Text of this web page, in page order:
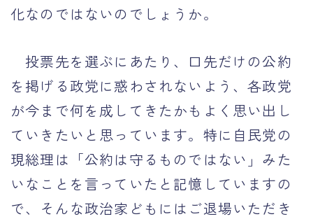
化なのではないのでしょうか。
投票先を選ぶにあたり、口先だけの公約
を掲げる政党に惑わされないよう、各政党
が今まで何を成してきたかもよく思い出し
ていきたいと思っています。特に自民党の
現総理は「公約は守るものではない」みた
いなことを言っていたと記憶していますの
で、そんな政治家どもにはご退場いただき